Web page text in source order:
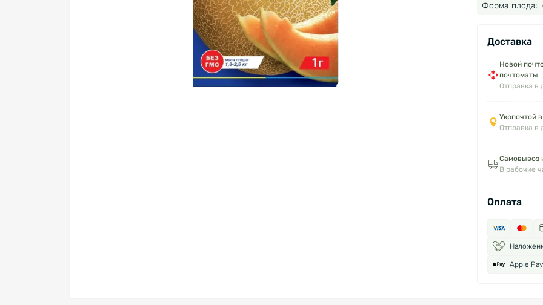
Форма плода:
Доставка
Новой
почтоматы
Отправка в
Укрпочтой
Отправка в
Самовывоз
В рабочие
Оплата
Apple Pay